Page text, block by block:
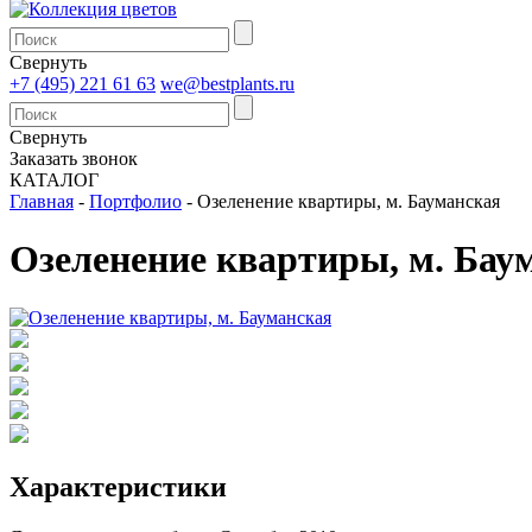
Свернуть
+7 (495) 221 61 63 we@bestplants.ru
Свернуть
Заказать звонок
КАТАЛОГ
Главная - Портфолио - Озеленение квартиры, м. Бауманская
Озеленение квартиры, м.
Характеристики